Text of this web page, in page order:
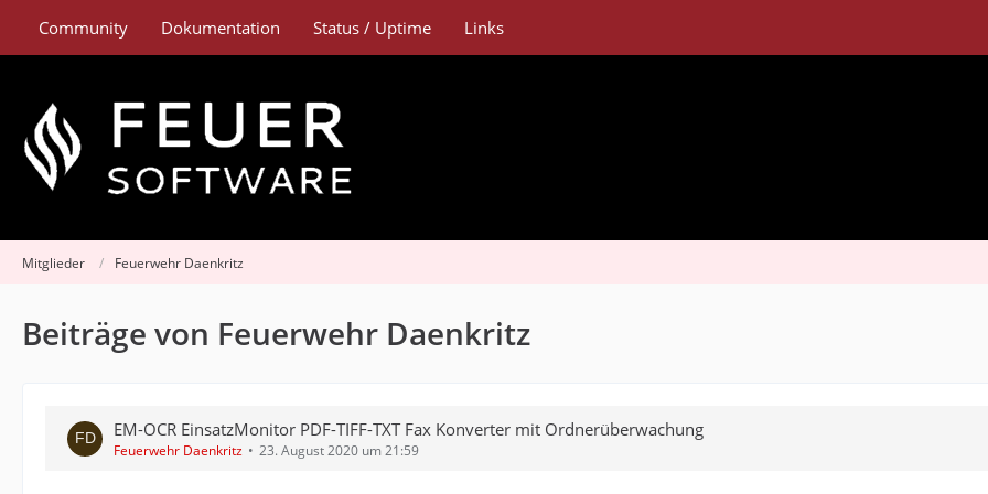
Community Dokumentation Status / Uptime Links
Mitglieder Feuerwehr Daenkritz
Beiträge von Feuerwehr Daenkritz
EM-OCR EinsatzMonitor PDF-TIFF-TXT Fax Konverter mit Ordnerüberwachung
Feuerwehr Daenkritz 23. August 2020 um 21:59